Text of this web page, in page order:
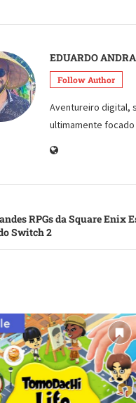
EDUARDO
Follow Author
Aventureiro digital,
ultimamente
RPGs da Square Enix
Switch 2